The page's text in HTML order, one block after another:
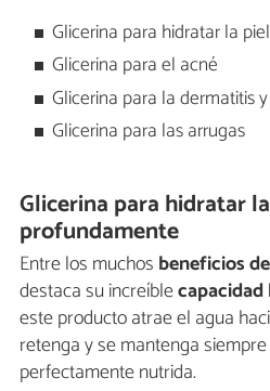
Glicerina para hidratar la piel
Glicerina para el acné
Glicerina para la dermatitis
Glicerina para las arrugas
Glicerina para hidratar
profundamente
Entre los muchos beneficios
destaca su increíble
este producto atrae el agua
retenga y se mantenga
perfectamente nutrida.